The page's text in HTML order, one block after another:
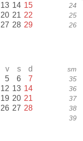
13 14 15
20 21 22
27 28 29
24
25
26
v s d
5 6 7
12 13 14
19 20 21
26 27 28
sm
35
36
37
38
39